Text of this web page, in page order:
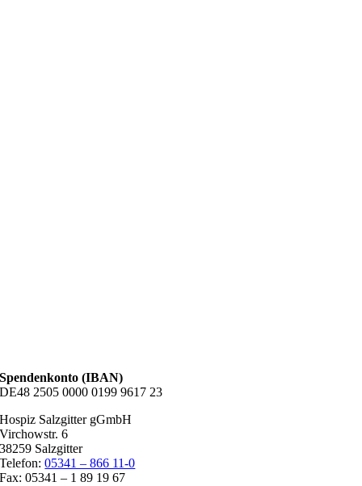
Spendenkonto (IBAN)
DE48 2505 0000 0199 9617 23
Hospiz Salzgitter gGmbH
Virchowstr. 6
38259 Salzgitter
Telefon:05341 – 866 11-0
Fax: 05341 – 1 89 19 67